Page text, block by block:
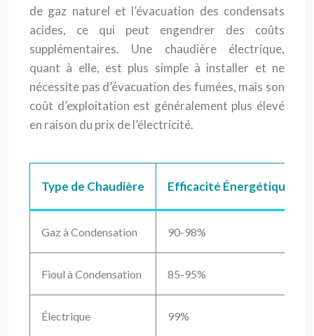
de gaz naturel et l’évacuation des condensats
acides, ce qui peut engendrer des coûts
supplémentaires. Une chaudière électrique,
quant à elle, est plus simple à installer et ne
nécessite pas d’évacuation des fumées, mais son
coût d’exploitation est généralement plus élevé
en raison du prix de l’électricité.
Type de Chaudière Efficacité Énergétique
Gaz à Condensation 90-98%
Fioul à Condensation 85-95%
Électrique 99%